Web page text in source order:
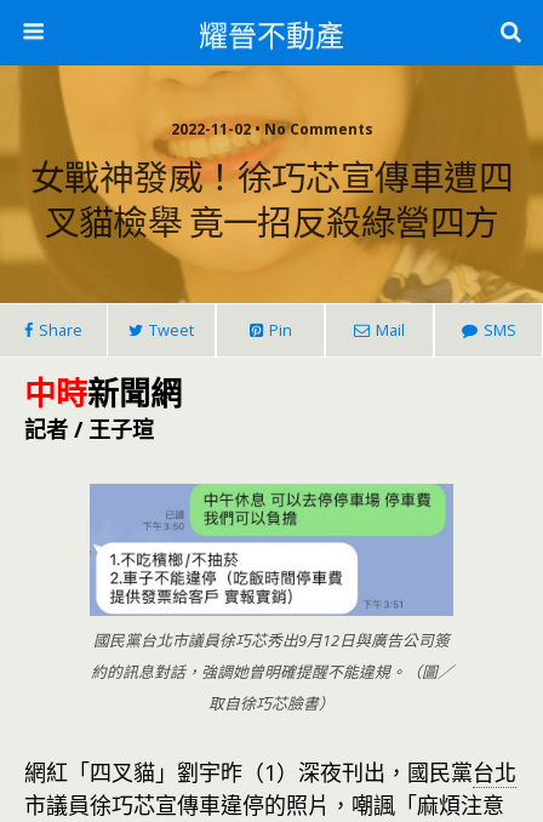
耀晉不動產
2022-11-02 • No Comments
女戰神發威！徐巧芯宣傳車遭四
叉貓檢舉 竟一招反殺綠營四方
Share Tweet Pin Mail SMS
中時新聞網
記者 / 王子瑄
國民黨台北市議員徐巧芯秀出9月12日與廣告公司簽
約的訊息對話，強調她曾明確提醒不能違規。（圖／
取自徐巧芯臉書）
網紅「四叉貓」劉宇昨（1）深夜刊出，國民黨台北
市議員徐巧芯宣傳車違停的照片，嘲諷「麻煩注意